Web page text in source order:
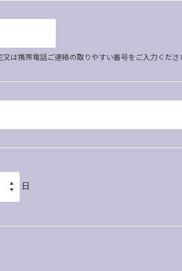
は携帯電話ご連絡の取りやすい番号をご入力くださ
日